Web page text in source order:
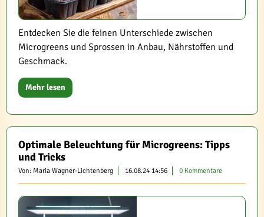
Entdecken Sie die feinen Unterschiede zwischen
Microgreens und Sprossen in Anbau, Nährstoffen und
Geschmack.
Mehr lesen
Optimale Beleuchtung für Microgreens: Tipps
und Tricks
Von: Maria Wagner-Lichtenberg 16.08.24 14:56 0 Kommentare